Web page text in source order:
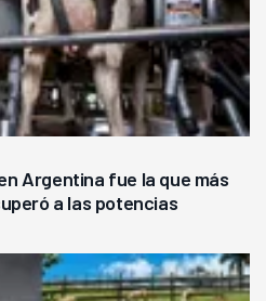
Argentina fue la que más
a las potencias